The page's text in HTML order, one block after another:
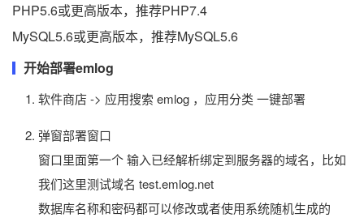
PHP5.6或更高版本，推荐PHP7.4
MySQL5.6或更高版本，推荐MySQL5.6
开始部署emlog
软件商店 -> 应用搜索 emlog ，应用分类 一键部署
弹窗部署窗口
窗口里面第一个 输入已经解析绑定到服务器的域名，比如
我们这里测试域名 test.emlog.net
数据库名称和密码都可以修改或者使用系统随机生成的